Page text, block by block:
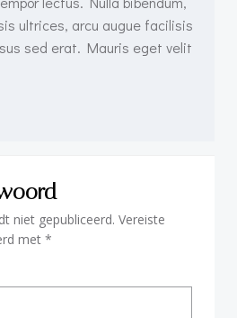
ultrices, arcu augue facilisis
sed erat. Mauris eget velit
niet gepubliceerd. Vereiste
met *